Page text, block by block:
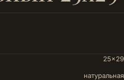
25×29
натуральная